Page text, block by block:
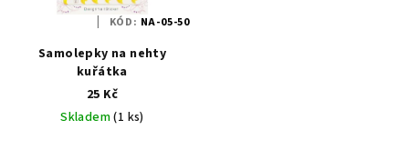
Samolepky na nehty
kuřátka
25 Kč
Skladem(1 ks)
KÓD: NA-05-50